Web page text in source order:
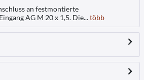
an festmontierte
AG M 20 x 1,5. Die...több